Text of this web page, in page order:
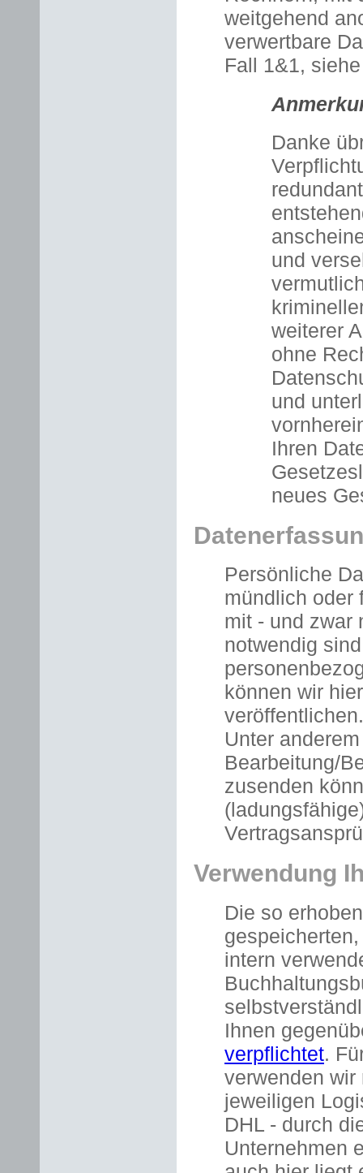
weitgehend
verwertbare
Fall 1&1,
Danke
und
weiterer
ohne
und
Ihren
neues
Persönliche
mündlich oder
mit - und zwar
notwendig
können wir
veröffentlichen.
Unter
Bearbeitung/
zusenden
Verwendung
Die so
intern
Ihnen
verpflichtet.
verwenden
jeweiligen
DHL - durch
Unternehmen